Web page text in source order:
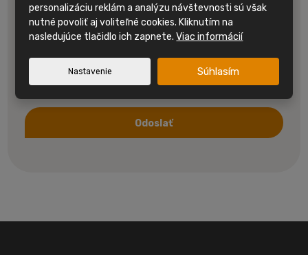
Súhlasím so spracovanímosobných údajov.
Odoslať
personalizáciu reklám a analýzu návštevnosti sú však
nutné povoliť aj voliteľné cookies. Kliknutím na
nasledujúce tlačidlo ich zapnete.Viac informácií
Nastavenie Súhlasím